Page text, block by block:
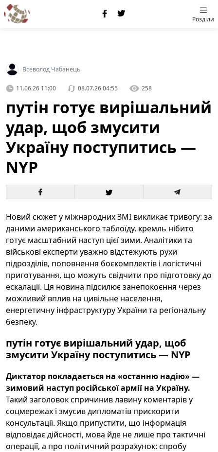
Розділи
Всеволод Чабанець
11.06.26 11:00 08.07.26 04:55 258
путін готує вирішальний
удар, щоб змусити
Україну поступитись —
NYP
Новий сюжет у міжнародних ЗМІ викликає тривогу: за
даними американського таблоїду, кремль нібито
готує масштабний наступ цієї зими. Аналітики та
військові експерти уважно відстежують рухи
підрозділів, поповнення боєкомплектів і логістичні
приготування, що можуть свідчити про підготовку до
ескалації. Ця новина підсилює занепокоєння через
можливий вплив на цивільне населення,
енергетичну інфраструктуру України та регіональну
безпеку.
путін готує вирішальний удар, щоб
змусити Україну поступитись — NYP
Диктатор покладається на «останню надію» —
зимовий наступ російської армії на Україну.
Такий заголовок спричинив лавину коментарів у
соцмережах і змусив дипломатів прискорити
консультації. Якщо припустити, що інформація
відповідає дійсності, мова йде не лише про тактичні
операції, а про політичний розрахунок: спробу